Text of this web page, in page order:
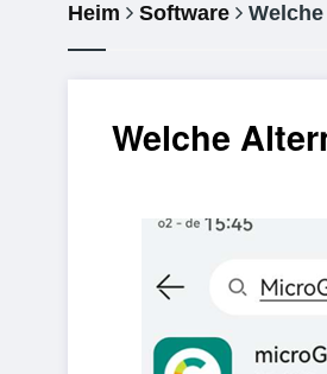
Heim Software
Welche